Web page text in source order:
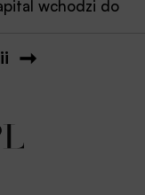
wchodzi do